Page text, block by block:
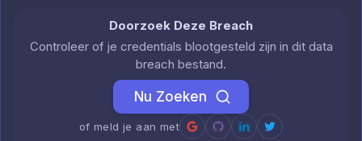
Doorzoek Deze Breach
Controleer of je credentials blootgesteld zijn in dit data
breach bestand.
Nu Zoeken
of meld je aan met